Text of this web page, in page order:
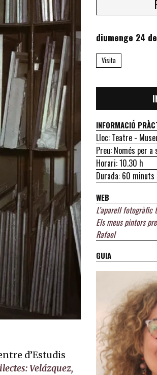
diumenge 24
Visita
INFORMACIÓ
Lloc: Teatre -
Preu: Només per
Horari: 10.30 h
Durada: 60 minuts
WEB
L’aparell fotogràfic
Els meus pintors
Rafael
GUIA
Nova York, c. 1948 | © Desconegut.
d’Estudis
Velázquez,